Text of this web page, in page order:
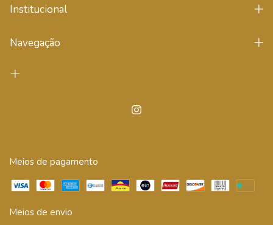
Institucional
Navegação
Meios de pagamento
Meios de envio